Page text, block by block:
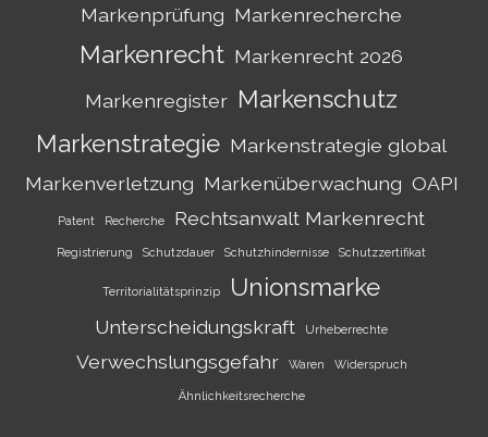
Markenprüfung Markenrecherche
Markenrecht Markenrecht 2026
Markenregister Markenschutz
Markenstrategie Markenstrategie global
Markenverletzung Markenüberwachung OAPI
Patent Recherche Rechtsanwalt Markenrecht
Registrierung Schutzdauer Schutzhindernisse Schutzzertifikat
Territorialitätsprinzip Unionsmarke
Unterscheidungskraft Urheberrechte
Verwechslungsgefahr Waren Widerspruch
Ähnlichkeitsrecherche